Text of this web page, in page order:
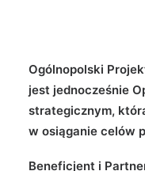
Ogólnopolski
jest jednocześnie
strategicznym,
w osiąganie celów
Beneficjent i